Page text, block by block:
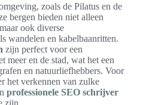
zoals de Pilatus en de
bergen bieden niet alleen
ook diverse
wandelen en kabelbaanritten.
zijn perfect voor een
meer en de stad, wat het een
en natuurliefhebbers. Voor
het verkennen van zulke
professionele SEO schrijver
zijn.